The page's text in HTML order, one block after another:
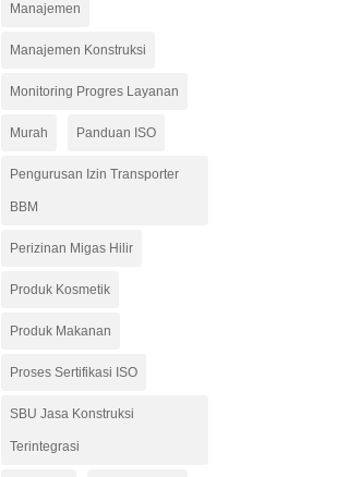
Manajemen
Manajemen Konstruksi
Monitoring Progres Layanan
Murah Panduan ISO
Pengurusan Izin Transporter
BBM
Perizinan Migas Hilir
Produk Kosmetik
Produk Makanan
Proses Sertifikasi ISO
SBU Jasa Konstruksi
Terintegrasi